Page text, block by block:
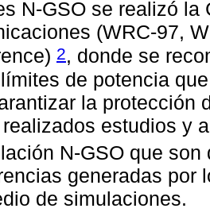
N-GSO se realizó la
(WRC-97,
2, donde se
de potencia
la protección
estudios y
N-GSO que
generadas por
de simulaciones.